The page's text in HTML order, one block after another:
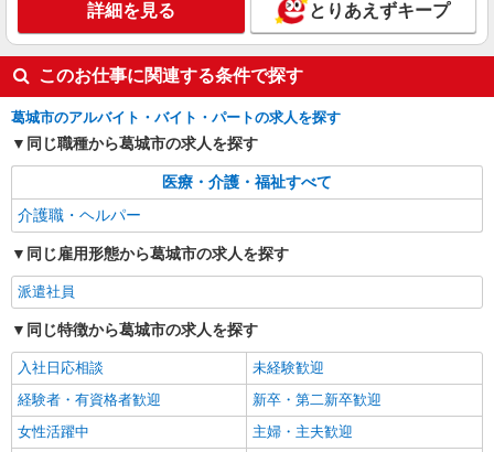
詳細を見る とりあえずキープ
このお仕事に関連する条件で探す
葛城市のアルバイト・バイト・パートの求人を探す
同じ職種から葛城市の求人を探す
医療・介護・福祉すべて
介護職・ヘルパー
同じ雇用形態から葛城市の求人を探す
派遣社員
同じ特徴から葛城市の求人を探す
入社日応相談
未経験歓迎
経験者・有資格者歓迎
新卒・第二新卒歓迎
女性活躍中
主婦・主夫歓迎